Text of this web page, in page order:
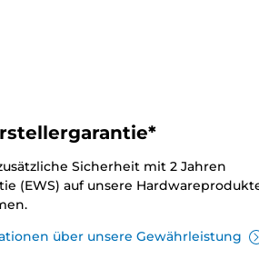
Sicherheit mit 2 Jahren
(EWS) auf unsere
über unsere Gewährleistung